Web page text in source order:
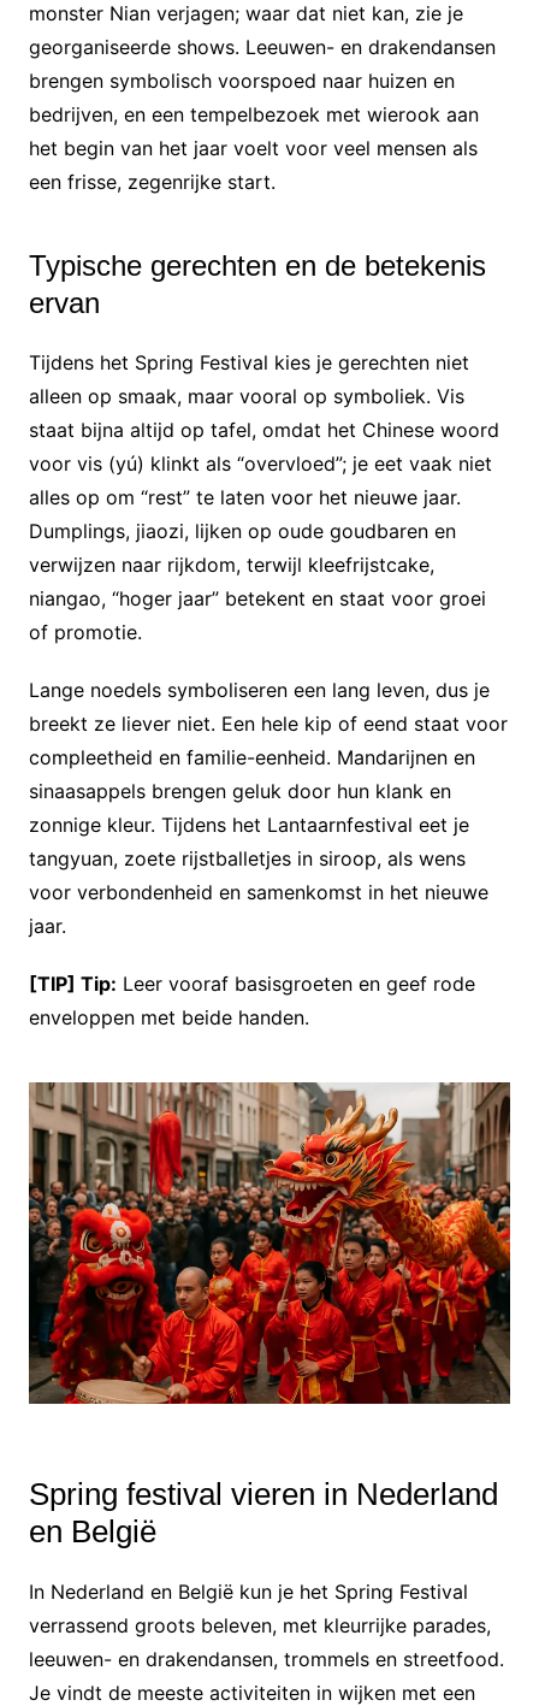
monster Nian verjagen; waar dat niet kan, zie je
georganiseerde shows. Leeuwen- en drakendansen
brengen symbolisch voorspoed naar huizen en
bedrijven, en een tempelbezoek met wierook aan
het begin van het jaar voelt voor veel mensen als
een frisse, zegenrijke start.
Typische gerechten en de betekenis
ervan
Tijdens het Spring Festival kies je gerechten niet
alleen op smaak, maar vooral op symboliek. Vis
staat bijna altijd op tafel, omdat het Chinese woord
voor vis (yú) klinkt als “overvloed”; je eet vaak niet
alles op om “rest” te laten voor het nieuwe jaar.
Dumplings, jiaozi, lijken op oude goudbaren en
verwijzen naar rijkdom, terwijl kleefrijstcake,
niangao, “hoger jaar” betekent en staat voor groei
of promotie.
Lange noedels symboliseren een lang leven, dus je
breekt ze liever niet. Een hele kip of eend staat voor
compleetheid en familie-eenheid. Mandarijnen en
sinaasappels brengen geluk door hun klank en
zonnige kleur. Tijdens het Lantaarnfestival eet je
tangyuan, zoete rijstballetjes in siroop, als wens
voor verbondenheid en samenkomst in het nieuwe
jaar.
[TIP] Tip: Leer vooraf basisgroeten en geef rode
enveloppen met beide handen.
Spring festival vieren in Nederland
en België
In Nederland en België kun je het Spring Festival
verrassend groots beleven, met kleurrijke parades,
leeuwen- en drakendansen, trommels en streetfood.
Je vindt de meeste activiteiten in wijken met een